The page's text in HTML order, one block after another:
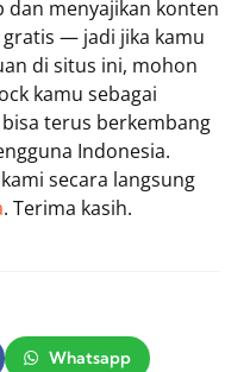
menyajikan konten
— jadi jika kamu
di situs ini, mohon
kamu sebagai
terus berkembang
Indonesia.
secara langsung
. Terima kasih.
Whatsapp